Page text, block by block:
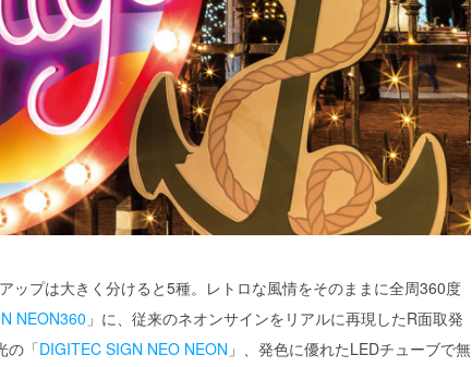
ップは大きく分けると5種。レトロな風情をそのままに全周360度
NEON360 」に、従来のネオンサインをリアルに再現したR面取発
の「DIGITEC SIGN NEO NEON 」、発色に優れたLEDチューブで無